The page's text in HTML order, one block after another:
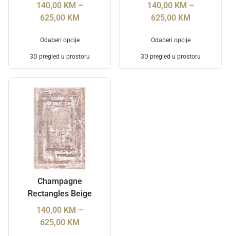
140,00 KM –
625,00 KM
Odaberi opcije
3D pregled u prostoru
140,00 KM –
625,00 KM
Odaberi opcije
3D pregled u prostoru
Champagne
Rectangles Beige
140,00 KM –
625,00 KM